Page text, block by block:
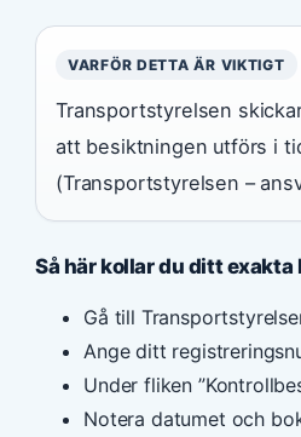
VARFÖR DETTA ÄR VIKTIGT
Transportstyrelsen
att besiktningen utförs i
(Transportstyrelsen –
Så här kollar du ditt
Gå till
Ange ditt
Under fliken
Notera datumet och